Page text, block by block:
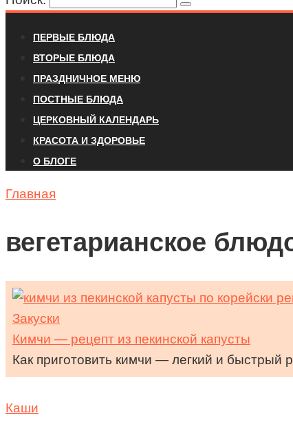
ПЕРВЫЕ БЛЮДА
ВТОРЫЕ БЛЮДА
ПРАЗДНИЧНОЕ МЕНЮ
ПОСТНЫЕ БЛЮДА
ЦЕРКОВНЫЙ КАЛЕНДАРЬ
КРАСОТА И ЗДОРОВЬЕ
О БЛОГЕ
Главная
вегетарианское
Закуски
Кимчи — рецепт из пекинской капусты
Как приготовить кимчи — легкий и быстрый
Каши